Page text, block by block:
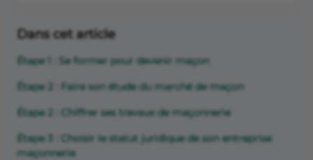
Dans cet article
Étape 1 : Se former pour devenir maçon
Étape 2 : Faire son étude du marché de maçon
Étape 2 : Chiffrer ses travaux de maçonnerie
Étape 3 : Choisir le statut juridique de son entreprise
maçonnerie